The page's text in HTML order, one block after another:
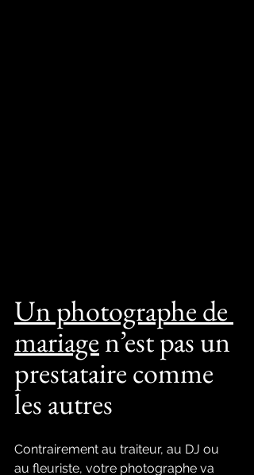
Un photographe de
mariage n’est pas un
prestataire comme
les autres
Contrairement au traiteur, au DJ ou
au fleuriste, votre photographe va